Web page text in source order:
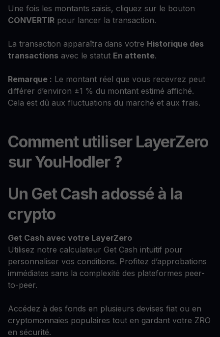
Une fois les montants saisis, cliquez sur le bouton
CONVERTIR pour lancer la transaction.
La transaction apparaîtra dans votre Historique des
transactions avec le statut En attente.
Remarque : Le montant réel que vous recevrez peut
différer d’environ ±1 % du montant estimé affiché.
Cela est dû aux fluctuations du marché et aux frais.
Comment utiliser LayerZero
sur YouHodler ?
Un Get Cash adossé à la
crypto
Get Cash avec votre LayerZero
Utilisez notre calculateur Get Cash intuitif pour
personnaliser vos conditions. Profitez d’approbations
immédiates sans la complexité des plateformes peer-
to-peer.
Accédez à des fonds en plusieurs devises fiat ou en
cryptomonnaies populaires tout en gardant votre ZRO
en sécurité.